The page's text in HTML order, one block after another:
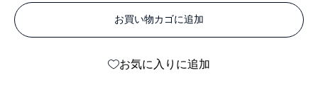
ア
お買い物カゴに追加
お気に入りに追加